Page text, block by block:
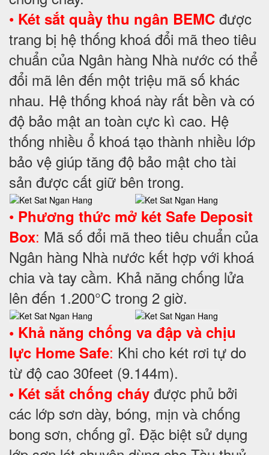
• Két sắt quầy thu ngân BEMC được
trang bị hệ thống khoá đổi mã theo tiêu
chuẩn của Ngân hàng Nhà nước có thể
đổi mã lên đến một triệu mã số khác
nhau. Hệ thống khoá này rất bền và có
độ bảo mật an toàn cực kì cao. Hệ
thống nhiều ổ khoá tạo thành nhiều lớp
bảo vệ giúp tăng độ bảo mật cho tài
sản được cất giữ bên trong.
• Phương thức mở két Safe Deposit
Box: Mã số đổi mã theo tiêu chuẩn của
Ngân hàng Nhà nước kết hợp với khoá
chia và tay cầm. Khả năng chống lửa
lên đến 1.200°C trong 2 giờ.
• Khả năng chống va đập và chịu
lực Home Safe: Khi cho két rơi tự do
từ độ cao 30feet (9.144m).
• Két sắt chống cháy được phủ bởi
các lớp sơn dày, bóng, mịn và chống
bong sơn, chống gỉ. Đặc biệt sử dụng